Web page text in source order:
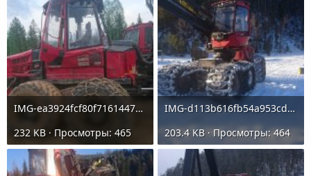
IMG-ea3924fcf80f7161447d4e2753371400-V.jpg
232 KB · Просмотры: 465
IMG-d113b616fb54a953cd5a119ebcf48db4-V.jpg
203.4 KB · Просмотры: 464